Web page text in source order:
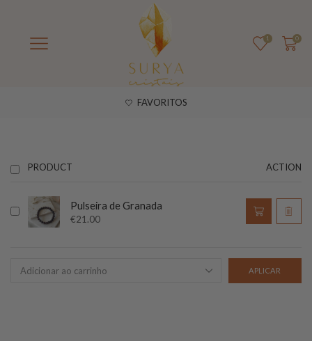
1 0
FAVORITOS
PRODUCT ACTION
Pulseira de Granada
€21.00
APLICAR